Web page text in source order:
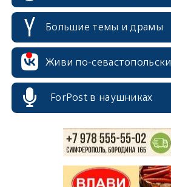
Большие темы и драмы
Живи по-севастопольски
ForPost в наушниках